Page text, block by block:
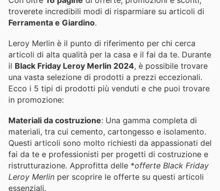
troverete incredibili modi di risparmiare su articoli di
Ferramenta e Giardino.
Leroy Merlin è il punto di riferimento per chi cerca
articoli di alta qualità per la casa e il fai da te. Durante
il Black Friday Leroy Merlin 2024, è possibile trovare
una vasta selezione di prodotti a prezzi eccezionali.
Ecco i 5 tipi di prodotti più venduti e che puoi trovare
in promozione:
Materiali da costruzione: Una gamma completa di
materiali, tra cui cemento, cartongesso e isolamento.
Questi articoli sono molto richiesti da appassionati del
fai da te e professionisti per progetti di costruzione e
ristrutturazione. Approfitta delle *offerte Black Friday
Leroy Merlin per scoprire le offerte su questi articoli
essenziali.